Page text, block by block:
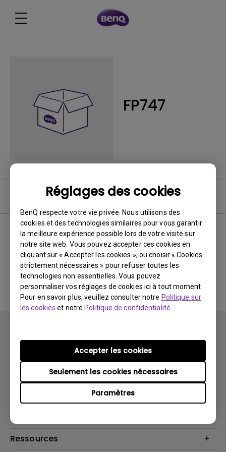
Réglages des cookies
BenQ respecte votre vie privée. Nous utilisons des
cookies et des technologies similaires pour vous garantir
la meilleure expérience possible lors de votre visite sur
notre site web. Vous pouvez accepter ces cookies en
cliquant sur « Accepter les cookies », ou choisir « Cookies
strictement nécessaires » pour refuser toutes les
technologies non essentielles. Vous pouvez
personnaliser vos réglages de cookies ici à tout moment.
Pour en savoir plus, veuillez consulter notre Politique sur
les cookies et notre Politique de confidentialité
Paramètres
Seulement les cookies nécessaires
Accepter les cookies
FP747
Aucun logiciel ou pilote
associé
Haut-parleur
Assistance Technique
Contactez-nous
Ressources